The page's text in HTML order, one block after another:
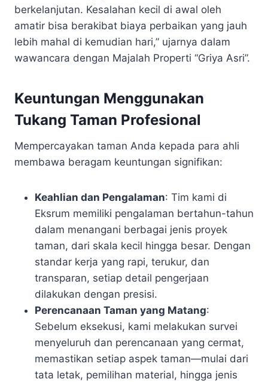
berkelanjutan. Kesalahan kecil di awal oleh
amatir bisa berakibat biaya perbaikan yang jauh
lebih mahal di kemudian hari,” ujarnya dalam
wawancara dengan Majalah Properti “Griya Asri”.
Keuntungan Menggunakan
Tukang Taman Profesional
Mempercayakan taman Anda kepada para ahli
membawa beragam keuntungan signifikan:
Keahlian dan Pengalaman: Tim kami di
Eksrum memiliki pengalaman bertahun-tahun
dalam menangani berbagai jenis proyek
taman, dari skala kecil hingga besar. Dengan
standar kerja yang rapi, terukur, dan
transparan, setiap detail pengerjaan
dilakukan dengan presisi.
Perencanaan Taman yang Matang:
Sebelum eksekusi, kami melakukan survei
menyeluruh dan perencanaan yang cermat,
memastikan setiap aspek taman—mulai dari
tata letak, pemilihan material, hingga jenis